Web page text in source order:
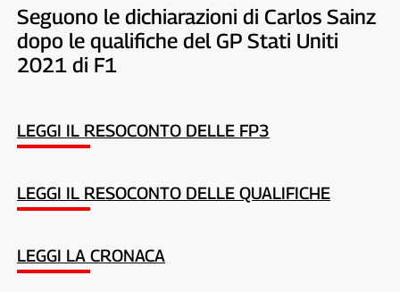
Seguono le dichiarazioni di Carlos Sainz
dopo le qualifiche del GP Stati Uniti
2021 di F1
LEGGI IL RESOCONTO DELLE FP3
LEGGI IL RESOCONTO DELLE QUALIFICHE
LEGGI LA CRONACA